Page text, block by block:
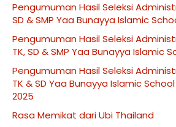
Pengumuman Hasil Seleksi
SD & SMP Yaa Bunayya Islamic
Pengumuman Hasil Seleksi
TK, SD & SMP Yaa Bunayya Islamic
Pengumuman Hasil Seleksi
TK & SD Yaa Bunayya Islamic
2025
Rasa Memikat dari Ubi Thailand